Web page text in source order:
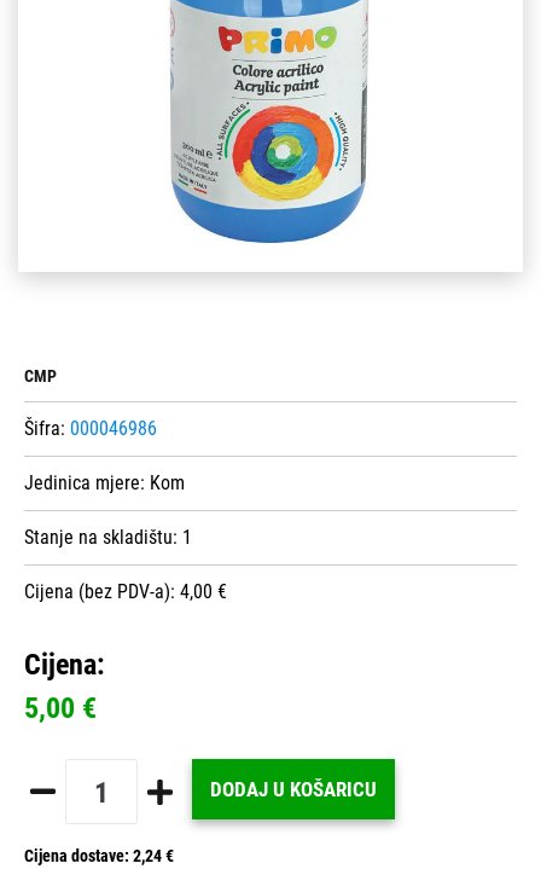
CMP
Šifra: 000046986
Jedinica mjere: Kom
Stanje na skladištu: 1
Cijena (bez PDV-a): 4,00 €
Cijena:
5,00 €
DODAJ U KOŠARICU
Cijena dostave: 2,24 €